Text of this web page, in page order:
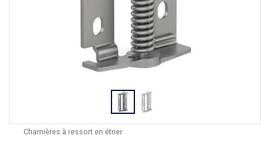
Charnières à ressort en étrier